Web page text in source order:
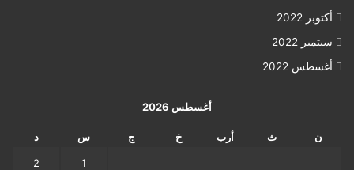
أكتوبر 2022
سبتمبر 2022
أغسطس 2022
أغسطس 2026
ن ث أرب خ ج س د
1
2